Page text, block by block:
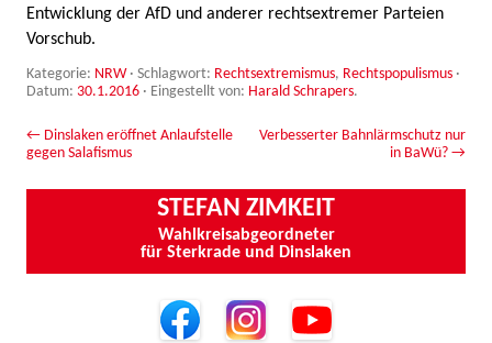
Entwicklung der AfD und anderer rechtsextremer Parteien
Vorschub.
Kategorie: NRW· Schlagwort: Rechtsextremismus, Rechtspopulismus ·
Datum: 30.1.2016 · Eingestellt von: Harald Schrapers.
Beitrags-Navigation
← Dinslaken eröffnet Anlaufstelle
gegen Salafismus
Verbesserter Bahnlärmschutz nur
in BaWü? →
STEFAN ZIMKEIT
Wahlkreisabgeordneter
für Sterkrade und Dinslaken